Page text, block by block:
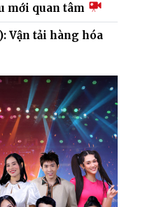
mới quan tâm
Vận tải hàng hóa